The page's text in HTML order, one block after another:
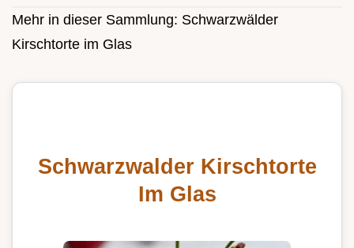
Mehr in dieser Sammlung: Schwarzwälder
Kirschtorte im Glas
Schwarzwalder Kirschtorte
Im Glas